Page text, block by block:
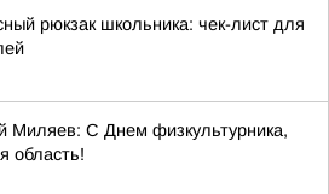
рюкзак школьника: чек-лист для
Миляев: С Днем физкультурника,
область!